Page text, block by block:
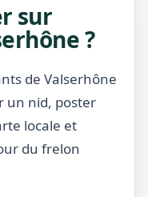
sur
?
de Valserhône
un nid, poster
locale et
du frelon